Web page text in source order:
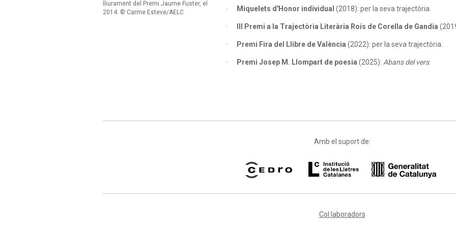
lliurament del Premi Jaume Fuster, el
2014. © Carme Esteve/AELC
Miquelets d'Honor individual (2018): per la seva trajectòria.
III Premi a la Trajectòria Literària Roís de Corella de Gandia
Premi Fira del Llibre de València (2022): per la seva trajectòria.
Premi Josep M. Llompart de poesia (2025): Abans del vers.
Amb el suport de:
Col·laboradors